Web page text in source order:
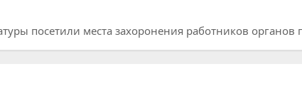
посетили места захоронения работников органов